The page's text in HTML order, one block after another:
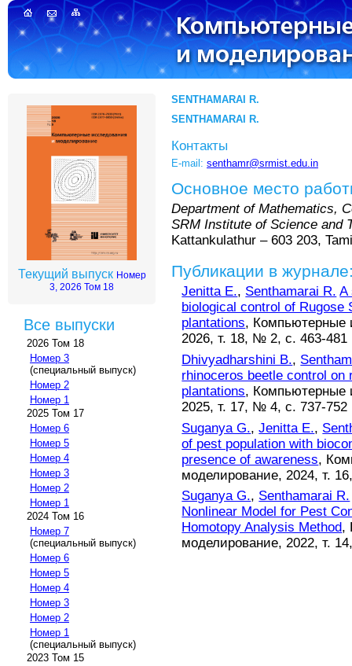
Текущий выпуск Номер
3, 2026 Том 18
Все выпуски
2026 Том 18
Номер 3
(специальный выпуск)
Номер 2
Номер 1
2025 Том 17
Номер 6
Номер 5
Номер 4
Номер 3
Номер 2
Номер 1
2024 Том 16
Номер 7
(специальный выпуск)
Номер 6
Номер 5
Номер 4
Номер 3
Номер 2
Номер 1
(специальный выпуск)
2023 Том 15
SENTHAMARAI R.
SENTHAMARAI R.
Контакты
E-mail: senthamr@srmist.edu.in
Основное место
Department of Mathematics,
SRM Institute of Science and
Kattankulathur – 603 203,
Публикации в
Jenitta E., Senthamarai R. A
biological control of Rugose
plantations, Компьютерные
2026, т. 18, № 2, с. 463-481
Dhivyadharshini B.,
rhinoceros beetle control
plantations, Компьютерные
2025, т. 17, № 4, с. 737-752
Suganya G.,Jenitta E.,
of pest population with
presence of awareness,
моделирование, 2024, т.
Suganya G., Senthamarai R.
Nonlinear Model for Pest
Homotopy Analysis Method,
моделирование, 2022, т.